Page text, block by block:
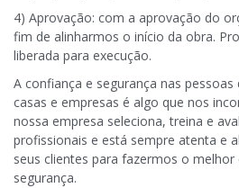
4) Aprovação: com a aprovação do
fim de alinharmos o início da obra.
liberada para execução.
A confiança e segurança nas
casas e empresas é algo que nos
nossa empresa seleciona, treina e
profissionais e está sempre atenta e
seus clientes para fazermos o
segurança.